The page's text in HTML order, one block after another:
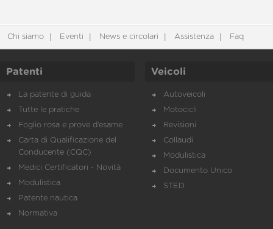
Chi siamo Eventi News e circolari Assistenza Faq
Patenti
La patente di guida
Tutte le pratiche
Foglio rosa e prove d’esame
Carta di Qualificazione del
Conducente (CQC)
Medici Certificatori - Novità
Modulistica
Patente nautica
Normativa
Veicoli
Autoveicoli
Motocicli
Revisioni
Collaudi
Modulistica
Documento Unico
STED